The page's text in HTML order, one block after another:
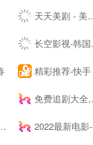
天天美剧 - 美剧排行榜,2020好看的美剧推荐
长空影视-韩国电影免费在线看-奈飞Netflix免费看-在线电影网-最新欧美剧
精彩推荐-快手
免费追剧大全,免费看电影 - 天天追剧
2022最新电影--_K8经典